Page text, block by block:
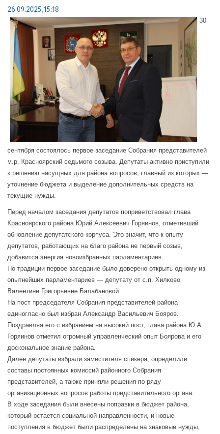
26.09.2025, 15:18
30
сентября состоялось первое заседание Собрания представителей
м.р. Красноярский седьмого созыва. Депутаты активно приступили
к решению насущных для района вопросов, главный из которых —
уточнение бюджета и выделение дополнительных средств на
текущие нужды.
Перед началом заседания депутатов поприветствовал глава
Красноярского района Юрий Алексеевич Горяинов, отметивший
обновление депутатского корпуса. Это значит, что к опыту
депутатов, работающих на благо района не первый созыв,
добавится энергия новоизбранных парламентариев.
По традиции первое заседание было доверено открыть одному из
опытнейших парламентариев — депутату от с.п. Хилково
Валентине Григорьевне Балабановой.
На пост председателя Собрания представителей района
единогласно был избран Александр Васильевич Бояров.
Поздравляя его с избранием на высокий пост, глава района Ю.А.
Горяинов отметил огромный управленческий опыт Боярова и его
доскональное знание района.
Далее депутаты избрали заместителя спикера, определили
составы постоянных комиссий районного Собрания
представителей, а также приняли решения по ряду
организационных вопросов работы представительного органа.
В ходе заседания были внесены поправки в бюджет района,
который остается социальной направленности, и новые
поступления в бюджет были распределены на знаковые нужды,